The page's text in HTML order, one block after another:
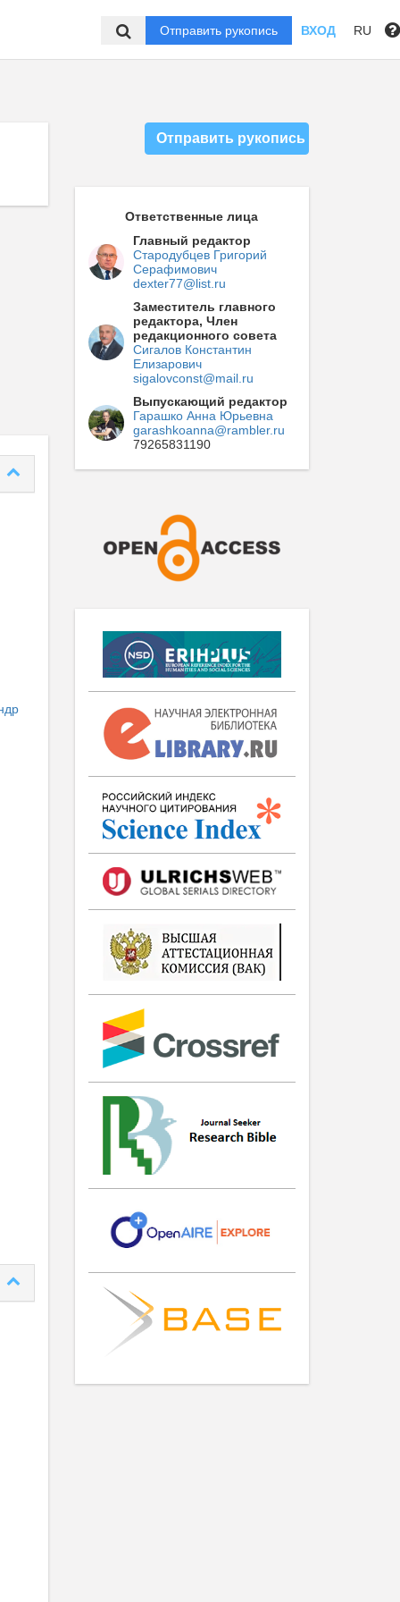
Отправить рукопись ВХОД RU
Отправить рукопись
Ответственные лица
Главный редактор
Стародубцев Григорий
Серафимович
dexter77@list.ru
Заместитель главного
редактора, Член
редакционного совета
Сигалов Константин
Елизарович
sigalovconst@mail.ru
Выпускающий редактор
Гарашко Анна Юрьевна
garashkoanna@rambler.ru
79265831190